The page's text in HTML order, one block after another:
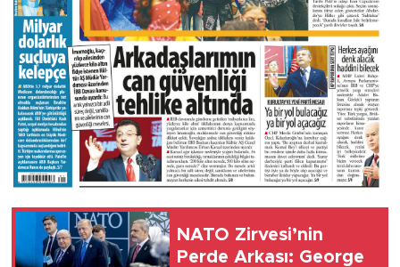
NATO Zirvesi’nin
Perde Arkası: George